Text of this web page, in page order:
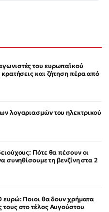
του ευρωπαϊκού
κρατήσεις και ζήτηση πέρα από
λογαριασμών του ηλεκτρικού
Πότε θα πέσουν οι
συνηθίσουμε τη βενζίνη στα 2
ευρώ: Ποιοι θα δουν χρήματα
στο τέλος Αυγούστου